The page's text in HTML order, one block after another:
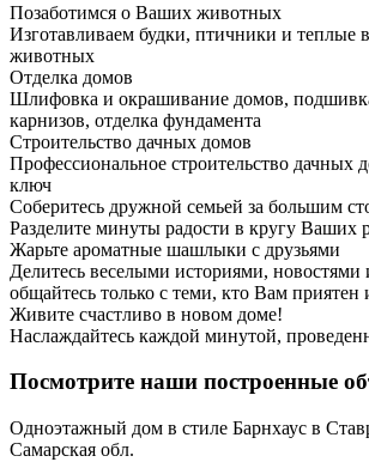
Позаботимся о Ваших животных
Изготавливаем будки, птичники и теплые
животных
Отделка домов
Шлифовка и окрашивание домов,
карнизов, отделка фундамента
Строительство дачных домов
Профессиональное строительство дачных
ключ
Соберитесь дружной семьей за большим
Разделите минуты радости в кругу Ваших
Жарьте ароматные шашлыки с друзьями
Делитесь веселыми историями, новостями
общайтесь только с теми, кто Вам приятен
Живите счастливо в новом доме!
Наслаждайтесь каждой минутой,
Посмотрите наши построенные
Одноэтажный дом в стиле Барнхаус в
Самарская обл.